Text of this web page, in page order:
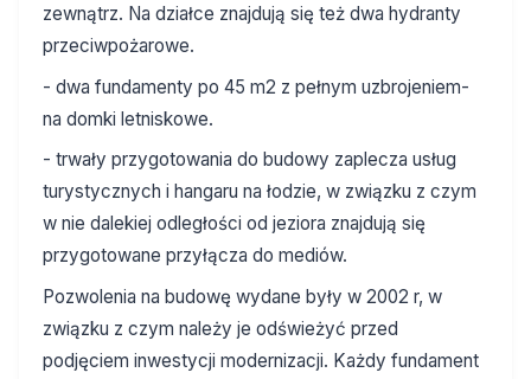
zewnątrz. Na działce znajdują się też dwa hydranty
przeciwpożarowe.
- dwa fundamenty po 45 m2 z pełnym uzbrojeniem-
na domki letniskowe.
- trwały przygotowania do budowy zaplecza usług
turystycznych i hangaru na łodzie, w związku z czym
w nie dalekiej odległości od jeziora znajdują się
przygotowane przyłącza do mediów.
Pozwolenia na budowę wydane były w 2002 r, w
związku z czym należy je odświeżyć przed
podjęciem inwestycji modernizacji. Każdy fundament